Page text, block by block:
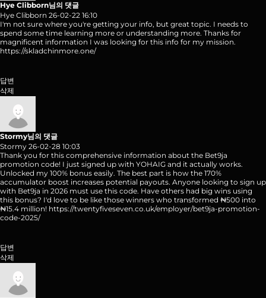
Hye Clibborn님의 댓글
Hye Clibborn 26-02-22 16:10
I'm not sure where you're getting your info, but great topic. I needs to
spend some time learning more or understanding more. Thanks for
magnificent information I was looking for this info for my mission.
https://skladchinmore.one/
답변
삭제
Stormy님의 댓글
Stormy 26-02-28 10:03
Thank you for this comprehensive information about the Bet9ja
promotion code! I just signed up with YOHAIG and it actually works.
Unlocked my 100% bonus easily. The best part is how the 170%
accumulator boost increases potential payouts. Anyone looking to sign up
with Bet9ja in 2026 must use this code. Have others had big wins using
this bonus? I'd love to be like those winners who transformed ₦500 into
₦15.4 million! https://twentyfiveseven.co.uk/employer/bet9ja-promotion-
code-2025/
답변
삭제